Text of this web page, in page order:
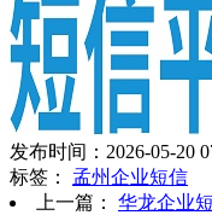
发布时间：2026-05-20
标签： 孟州企业短信
上一篇： 华龙企业